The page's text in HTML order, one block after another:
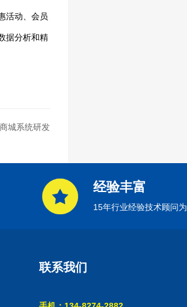
活动、会员
据分析和精
城系统研发
经验丰富
15年行业经验技术顾问
联系我们